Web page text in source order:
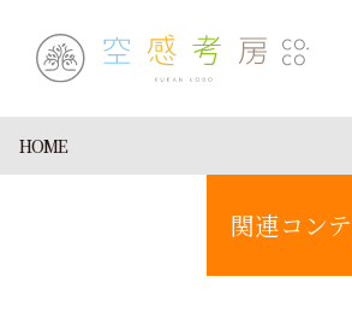
HOME
関連コン